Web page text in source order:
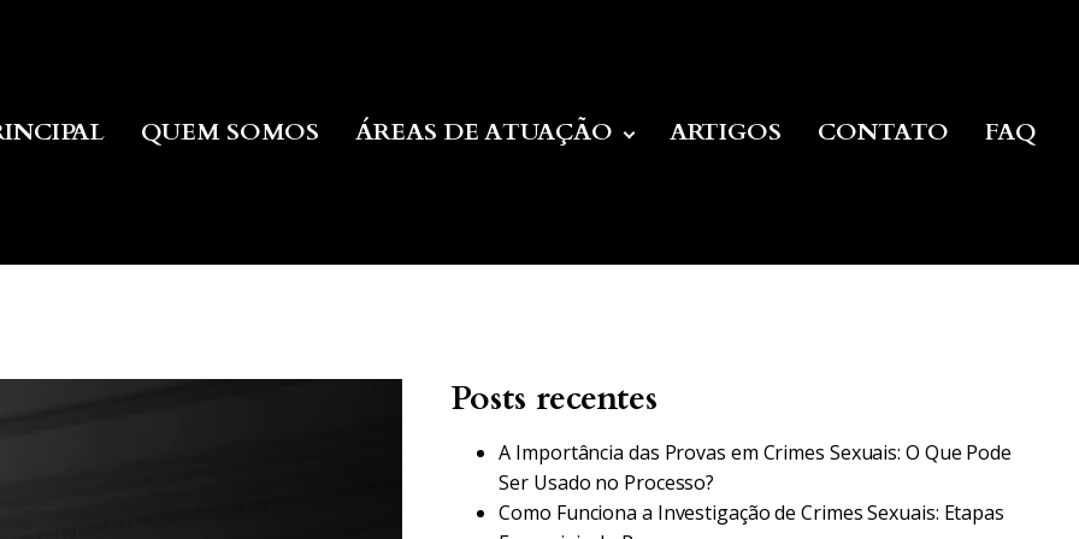
QUEM SOMOS ÁREAS DE ATUAÇÃO ARTIGOS CONTATO FAQ
Posts recentes
A Importância das Provas em Crimes Sexuais: O Que Pode
Ser Usado no Processo?
Como Funciona a Investigação de Crimes Sexuais: Etapas